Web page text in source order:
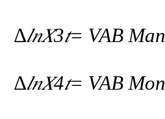
∆𝑙𝑛𝑋3𝑡= VAB
∆𝑙𝑛𝑋4𝑡= VAB